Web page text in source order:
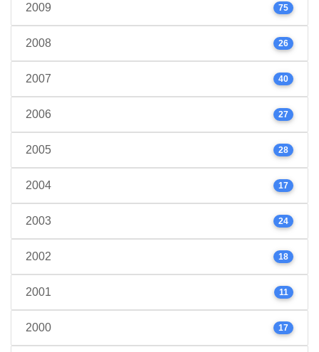
2009 75
2008 26
2007 40
2006 27
2005 28
2004 17
2003 24
2002 18
2001 11
2000 17